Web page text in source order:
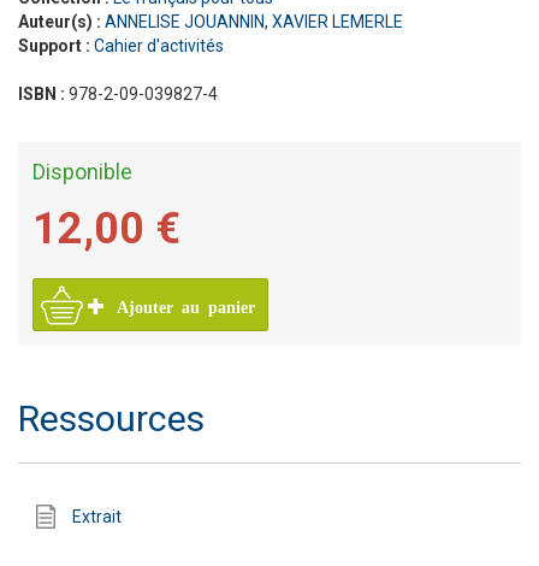
Auteur(s) : ANNELISE JOUANNIN, XAVIER LEMERLE
Support : Cahier d'activités
ISBN : 978-2-09-039827-4
Disponible
12,00 €
Ajouter au panier
Ressources
Extrait